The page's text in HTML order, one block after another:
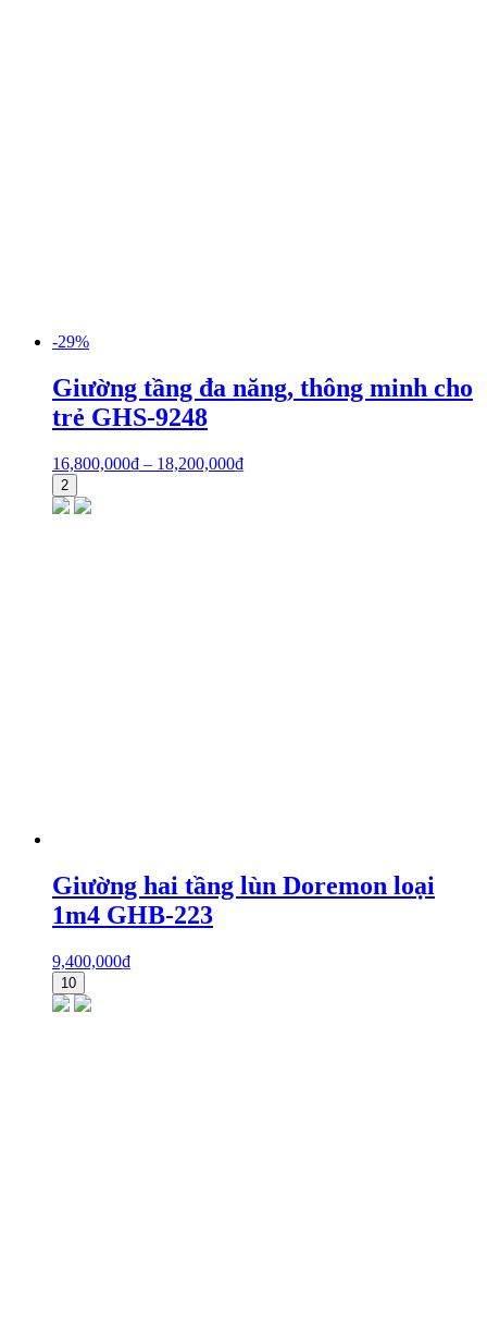
-29%
Giường tầng đa năng, thông minh cho
trẻ GHS-9248
16,800,000₫ – 18,200,000₫
2
Giường hai tầng lùn Doremon loại
1m4 GHB-223
9,400,000₫
10